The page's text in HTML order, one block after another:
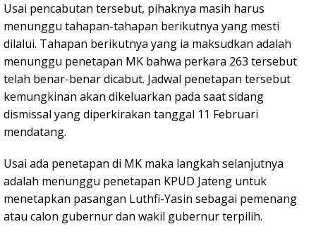
Usai pencabutan tersebut, pihaknya masih harus
menunggu tahapan-tahapan berikutnya yang mesti
dilalui. Tahapan berikutnya yang ia maksudkan adalah
menunggu penetapan MK bahwa perkara 263 tersebut
telah benar-benar dicabut. Jadwal penetapan tersebut
kemungkinan akan dikeluarkan pada saat sidang
dismissal yang diperkirakan tanggal 11 Februari
mendatang.
Usai ada penetapan di MK maka langkah selanjutnya
adalah menunggu penetapan KPUD Jateng untuk
menetapkan pasangan Luthfi-Yasin sebagai pemenang
atau calon gubernur dan wakil gubernur terpilih.